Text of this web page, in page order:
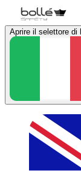
Aprire il selettore di